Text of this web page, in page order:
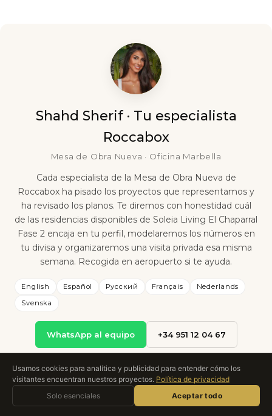
Shahd Sherif · Tu especialista
Roccabox
Mesa de Obra Nueva · Oficina Marbella
Cada especialista de la Mesa de Obra Nueva de
Roccabox ha pisado los proyectos que representamos y
ha revisado los planos. Te diremos con honestidad cuál
de las residencias disponibles de Soleia Living El Chaparral
Fase 2 encaja en tu perfil, modelaremos los números en
tu divisa y organizaremos una visita privada esa misma
semana. Recogida en aeropuerto si te ayuda.
English Español Русский Français
Nederlands
Svenska
WhatsApp al equipo +34 951 12 04 67
Pregunta a Roccabox
ASISTENTE IA · EN DIRECTO
Usamos cookies para analítica y publicidad para entender cómo los
visitantes encuentran nuestros proyectos. Política de privacidad
Solo esenciales
Aceptar todo